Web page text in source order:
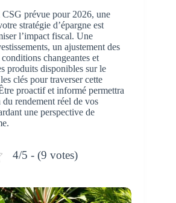
CSG prévue pour 2026, une
stratégie d’épargne est
l’impact fiscal. Une
un ajustement des
changeantes et
produits disponibles sur le
clés pour traverser cette
proactif et informé permettra
rendement réel de vos
une perspective de
4/5 - (9 votes)